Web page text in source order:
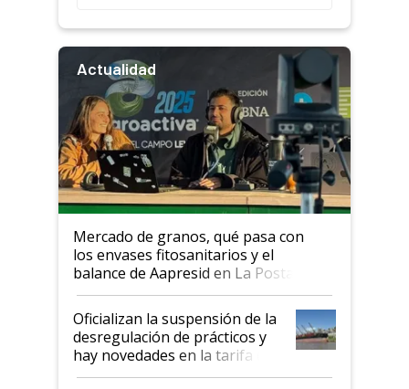
Actualidad
Mercado de granos, qué pasa con
los envases fitosanitarios y el
balance de Aapresid en La Posta
Oficializan la suspensión de la
desregulación de prácticos y
hay novedades en la tarifa de
la hidrovía